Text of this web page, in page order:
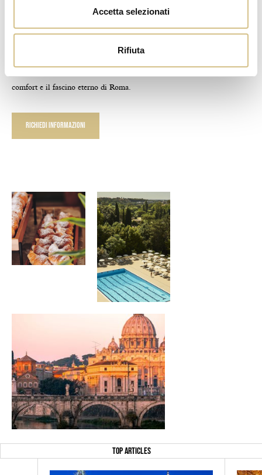
Accetta selezionati
Rifiuta
Concediti il lusso di un soggiorno
comfort e il fascino eterno di Roma.
Richiedi Informazioni
TOP ARTICLES